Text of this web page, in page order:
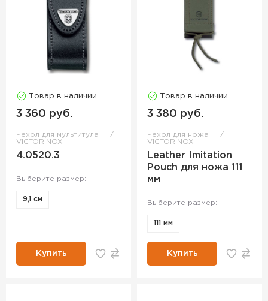
Товар в наличии
3 360 руб.
Чехол для мультитула
VICTORINOX
4.0520.3
Выберите размер:
9,1 см
Купить
Товар в наличии
3 380 руб.
Чехол для ножа
VICTORINOX
Leather Imitation
Pouch для ножа 111
мм
Выберите размер:
111 мм
Купить